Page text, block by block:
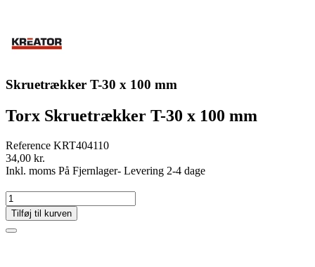
Skruetrækker T-30 x 100 mm
Torx Skruetrækker T-30 x 100 mm
Reference KRT404110
34,00 kr.
Inkl. moms På Fjernlager- Levering 2-4 dage
Tilføj til kurven